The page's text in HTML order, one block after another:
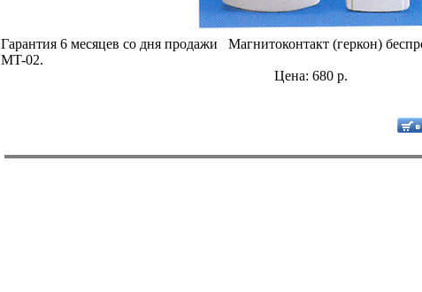
Гарантия 6 месяцев со дня продажи Магнитоконтакт (геркон)
MT-02.
Цена: 680 р.